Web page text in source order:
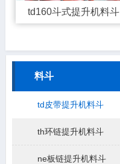
td160斗式提升机料斗
料斗
td皮带提升机料斗
th环链提升机料斗
ne板链提升机料斗